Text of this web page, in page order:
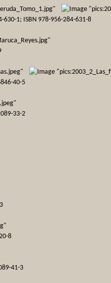
630-1; ISBN 978-956-284-631-8
40-5
33-2
8
41-3